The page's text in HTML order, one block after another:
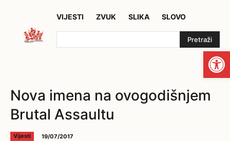
VIJESTI ZVUK SLIKA SLOVO
Pretraži
Nova imena na ovogodišnjem
Brutal Assaultu
Vijesti 19/07/2017